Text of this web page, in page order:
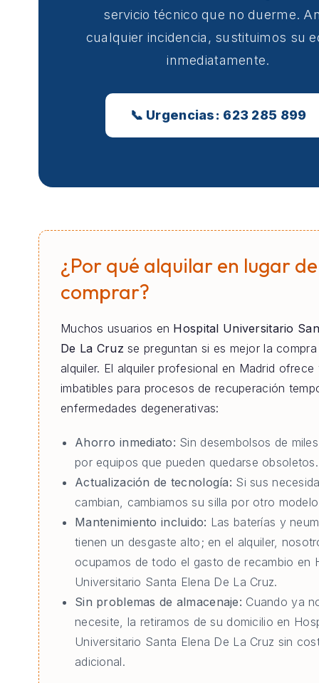
servicio técnico que no duerme.
cualquier incidencia, sustituimos su
inmediatamente.
📞 Urgencias: 623 285 899
¿Por qué alquilar en lugar de
comprar?
Muchos usuarios en Hospital Universitario
De La Cruz se preguntan si es mejor la
alquiler. El alquiler profesional en Madrid ofrece
imbatibles para procesos de recuperación
enfermedades degenerativas:
Ahorro inmediato: Sin desembolsos de
por equipos que pueden quedarse obsoletos.
Actualización de tecnología: Si sus
cambian, cambiamos su silla por otro
Mantenimiento incluido: Las baterías y
tienen un desgaste alto; en el alquiler,
ocupamos de todo el gasto de recambio en
Universitario Santa Elena De La Cruz.
Sin problemas de almacenaje: Cuando ya
necesite, la retiramos de su domicilio en
Universitario Santa Elena De La Cruz sin
adicional.